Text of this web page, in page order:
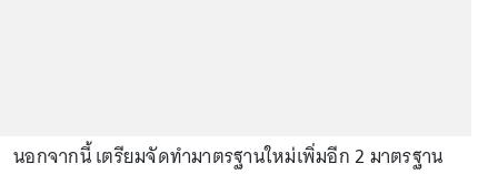
นอกจากนี้ เตรียมจัดทำมาตรฐานใหม่เพิ่มอีก 2 มาตรฐาน